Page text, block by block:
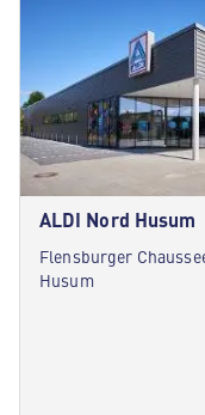
ALDI Nord Husum
Flensburger
Husum